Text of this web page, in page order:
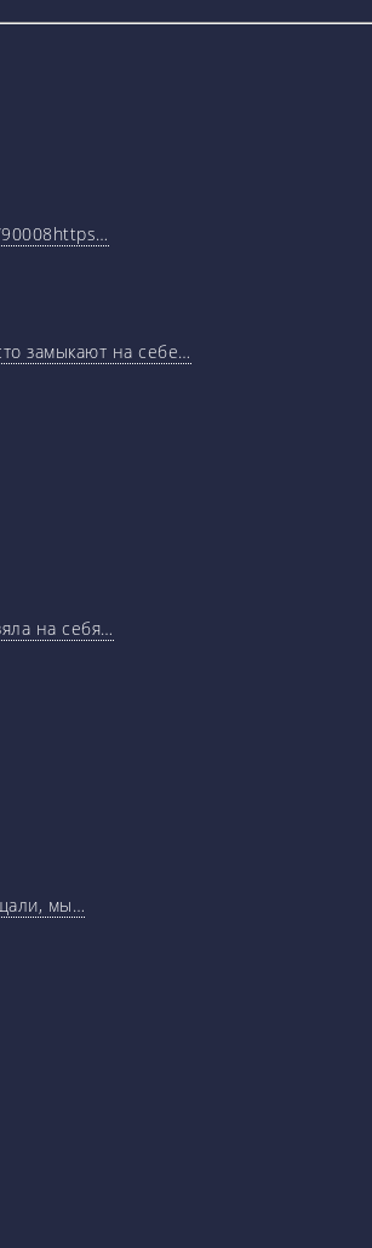
замыкают на себе…
на себя…
мы…